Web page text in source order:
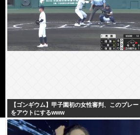
【ゴンギウム】甲子園初の女性審判、このプレー
をアウトにするwww